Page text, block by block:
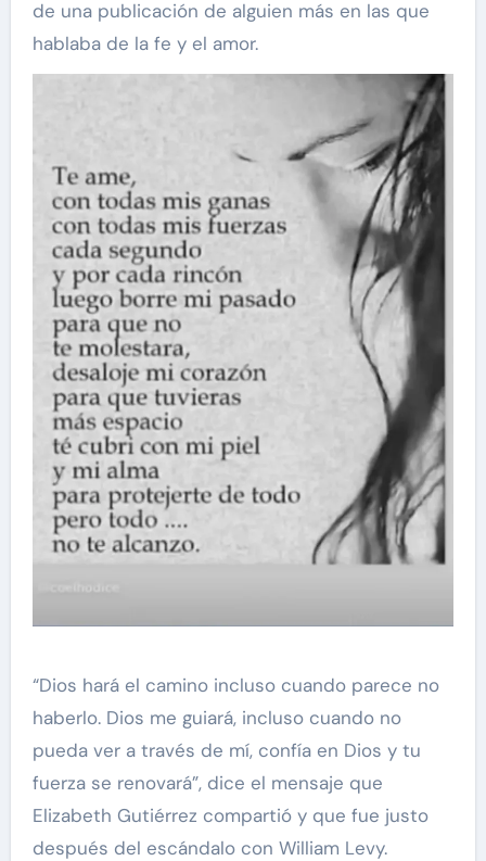
de una publicación de alguien más en las que
hablaba de la fe y el amor.
“Dios hará el camino incluso cuando parece no
haberlo. Dios me guiará, incluso cuando no
pueda ver a través de mí, confía en Dios y tu
fuerza se renovará”, dice el mensaje que
Elizabeth Gutiérrez compartió y que fue justo
después del escándalo con William Levy.